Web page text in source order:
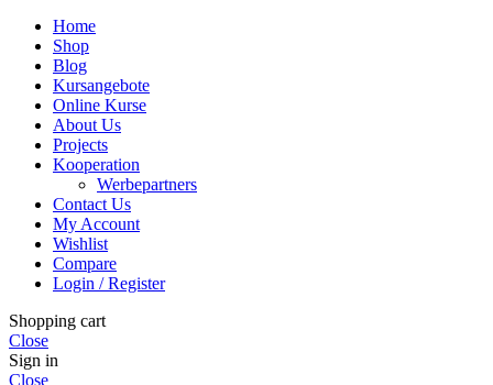
Home
Shop
Blog
Kursangebote
Online Kurse
About Us
Projects
Kooperation
Werbepartners
Contact Us
My Account
Wishlist
Compare
Login / Register
Shopping cart
Close
Sign in
Close